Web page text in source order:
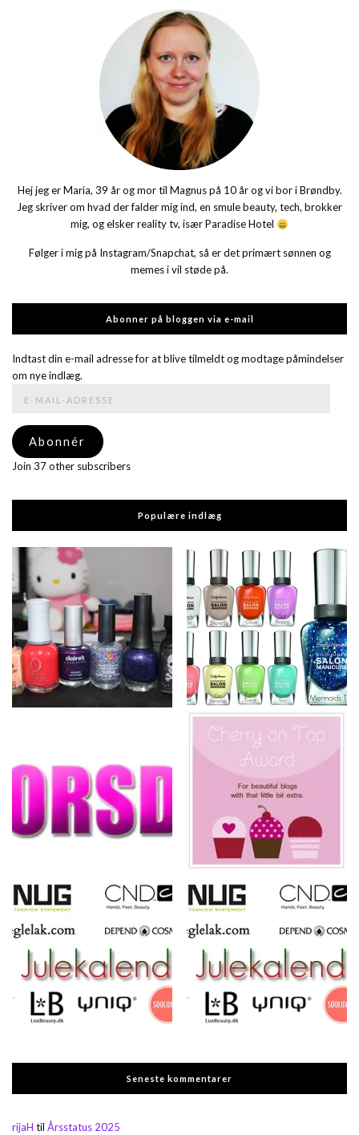
Hej jeg er Maria, 39 år og mor til Magnus på 10 år og vi bor i Brøndby.
Jeg skriver om hvad der falder mig ind, en smule beauty, tech, brokker
mig, og elsker reality tv, især Paradise Hotel
Følger i mig på Instagram/Snapchat, så er det primært sønnen og
memes i vil støde på.
Abonner på bloggen via e-mail
Indtast din e-mail adresse for at blive tilmeldt og modtage påmindelser
om nye indlæg.
adresse
Abonnér
Join 37 other subscribers
Populære indlæg
Seneste kommentarer
rijaH til Årsstatus 2025